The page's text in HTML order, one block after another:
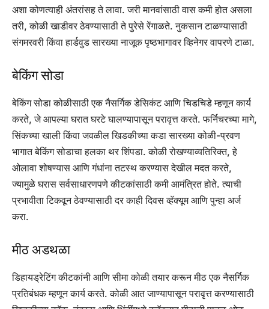
अशा कोणत्याही अंतरांसह ते लावा. जरी मानवांसाठी वास कमी होत असला
तरी, कोळी खाडीवर ठेवण्यासाठी ते पुरेसे रेंगाळते. नुकसान टाळण्यासाठी
संगमरवरी किंवा हार्डवुड सारख्या नाजूक पृष्ठभागावर व्हिनेगर वापरणे टाळा.
बेकिंग सोडा
बेकिंग सोडा कोळीसाठी एक नैसर्गिक डेसिकंट आणि चिडचिडे म्हणून कार्य
करते, जे आपल्या घरात घरटे घालण्यापासून परावृत्त करते. फर्निचरच्या मागे,
सिंकच्या खाली किंवा जवळील खिडकीच्या कडा सारख्या कोळी-प्रवण
भागात बेकिंग सोडाचा हलका थर शिंपडा. कोळी रोखण्याव्यतिरिक्त, हे
ओलावा शोषण्यास आणि गंधांना तटस्थ करण्यास देखील मदत करते,
ज्यामुळे घरास सर्वसाधारणपणे कीटकांसाठी कमी आमंत्रित होते.त्याची
प्रभावीता टिकवून ठेवण्यासाठी दर काही दिवस व्हॅक्यूम आणि पुन्हा अर्ज
करा.
मीठ अडथळा
डिहायड्रेटिंग कीटकांनी आणि सीमा कोळी तयार करून मीठ एक नैसर्गिक
प्रतिबंधक म्हणून कार्य करते. कोळी आत जाण्यापासून परावृत्त करण्यासाठी